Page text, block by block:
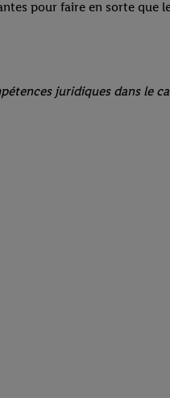
pour faire en sorte que
juridiques dans le